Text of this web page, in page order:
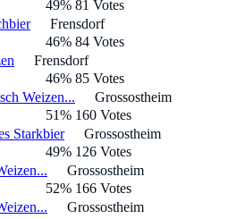
49% 81 Votes
Frensdorf
46% 84 Votes
Frensdorf
46% 85 Votes
Weizen...
Grossostheim
51% 160 Votes
Starkbier
Grossostheim
49% 126 Votes
Grossostheim
52% 166 Votes
Grossostheim